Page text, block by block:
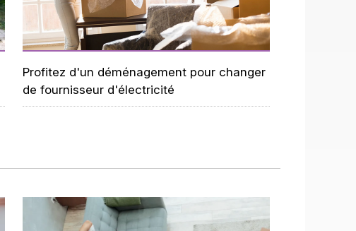
Profitez d'un déménagement pour changer
de fournisseur d'électricité